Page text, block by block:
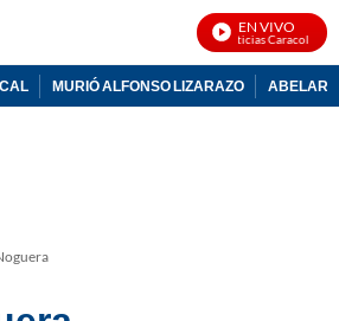
EN VIVO
Noticias Caracol En
MURIÓ ALFONSO LIZARAZO